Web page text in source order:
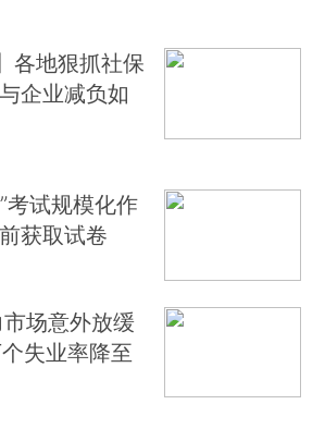
各地狠抓社保
企业减负如
考试规模化作
获取试卷
场意外放缓
失业率降至